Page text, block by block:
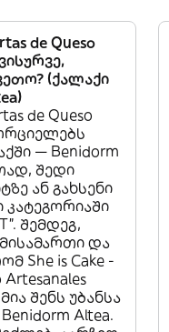
de Queso
(ქალაქი
de Queso
— Benidorm
შედი
ან გახსენი
კატეგორიაში
შემდეგ,
მისამართი და
She is Cake -
Artesanales
შენს უბანსა
Altea.